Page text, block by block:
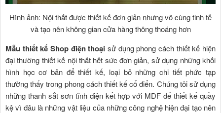
Hình ảnh: Nội thất được thiết kế đơn giản nhưng vô cùng tinh tế
và tạo nên không gian cửa hàng thông thoáng hơn
Mẫu thiết kế Shop điện thoại sử dụng phong cách thiết kế hiện
đại thường thiết kế nội thất hết sức đơn giản, sử dụng những khối
hình học cơ bản để thiết kế, loại bỏ những chi tiết phức tạp
thường thấy trong phong cách thiết kế cổ điển. Chúng tôi sử dụng
những thanh sắt sơn tĩnh điện kết hợp với MDF để thiết kế quầy
kệ vì đâu là những vật liệu của những công nghệ hiện đại tạo nên